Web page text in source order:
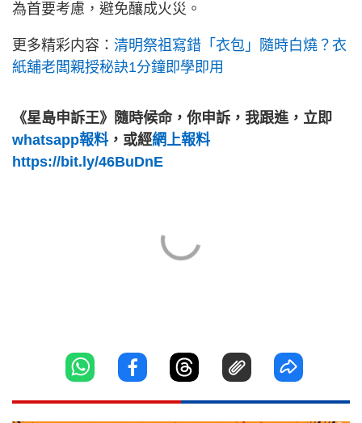
為首要考慮，避免釀成火災。
更多精彩内容： 清明祭祖寫錯「衣包」隨時白燒？衣
紙舖老闆親授秘訣1分鐘即學即用
《星島申訴王》隨時候命，你申訴，我跟進，立即
whatsapp報料，或經網上報料
https://bit.ly/46BuDnE